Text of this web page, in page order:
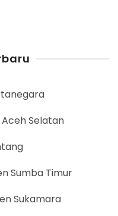
Selatan
Sumba Timur
Sukamara